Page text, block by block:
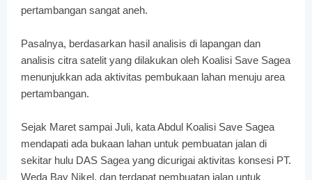
pertambangan sangat aneh.
Pasalnya, berdasarkan hasil analisis di lapangan dan
analisis citra satelit yang dilakukan oleh Koalisi Save Sagea
menunjukkan ada aktivitas pembukaan lahan menuju area
pertambangan.
Sejak Maret sampai Juli, kata Abdul Koalisi Save Sagea
mendapati ada bukaan lahan untuk pembuatan jalan di
sekitar hulu DAS Sagea yang dicurigai aktivitas konsesi PT.
Weda Bay Nikel, dan terdapat pembuatan jalan untuk